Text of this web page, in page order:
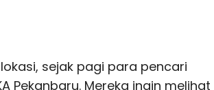
sejak pagi para pencari
Pekanbaru. Mereka ingin melihat